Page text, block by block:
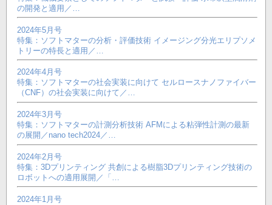
の開発と適用／…
2024年5月号
特集：ソフトマターの分析・評価技術 イメージング分光エリプソメ
トリーの特長と適用／…
2024年4月号
特集：ソフトマターの社会実装に向けて セルロースナノファイバー
（CNF）の社会実装に向けて／…
2024年3月号
特集：ソフトマターの計測分析技術 AFMによる粘弾性計測の最新
の展開／nano tech2024／…
2024年2月号
特集：3Dプリンティング 共創による樹脂3Dプリンティング技術の
ロボットへの適用展開／「…
2024年1月号